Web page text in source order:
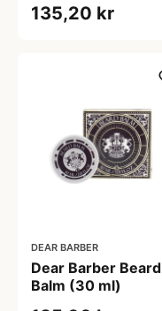
135,20 kr
DEAR BARBER
Dear Barber Beard
Balm (30 ml)